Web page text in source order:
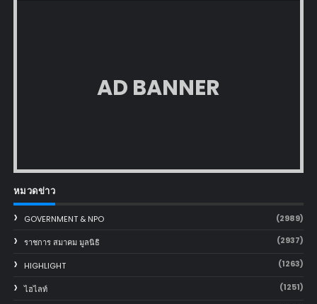
AD BANNER
หมวดข่าว
GOVERNMENT & NPO (2989)
ราชการ สมาคม มูลนิธิ (2937)
HIGHLIGHT (1263)
ไฮไลท์ (1251)